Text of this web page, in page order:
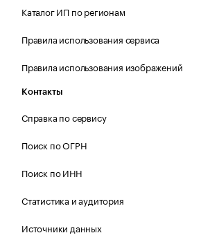
Каталог ИП по регионам
Правила использования сервиса
Правила использования изображений
Контакты
Справка по сервису
Поиск по ОГРН
Поиск по ИНН
Статистика и аудитория
Источники данных